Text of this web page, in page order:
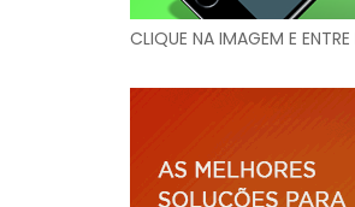
CLIQUE NA IMAGEM E